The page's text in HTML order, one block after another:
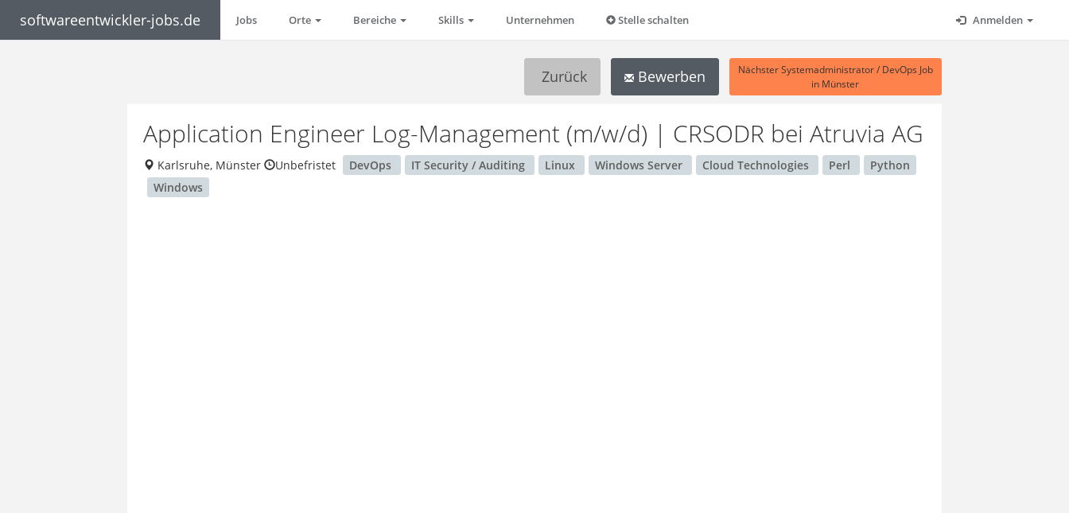
softwareentwickler-jobs.de Jobs Orte Bereiche Skills Unternehmen Stelle schalten Anmelden
Zurück Bewerben
Nächster Systemadministrator / DevOps Job
in Münster
Application Engineer Log-Management (m/w/d) | CRSODR bei Atruvia AG
Karlsruhe, Münster Unbefristet DevOps IT Security / Auditing Linux Windows Server Cloud Technologies Perl
Python
Windows